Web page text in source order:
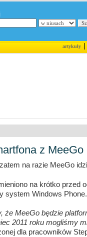
artykuły|
z MeeGo
na razie MeeGo
na krótko przed
system Windows Phone.
że MeeGo będzie
2011 roku mogliśmy
dla pracowników